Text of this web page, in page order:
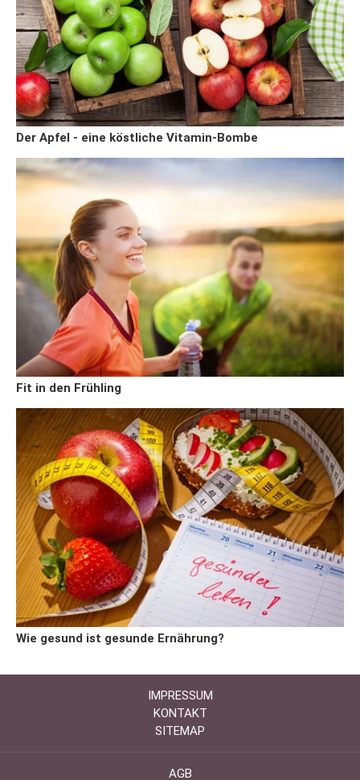
Der Apfel - eine köstliche Vitamin-Bombe
Fit in den Frühling
Wie gesund ist gesunde Ernährung?
IMPRESSUM
KONTAKT
SITEMAP
AGB